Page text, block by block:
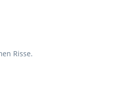
Risse.